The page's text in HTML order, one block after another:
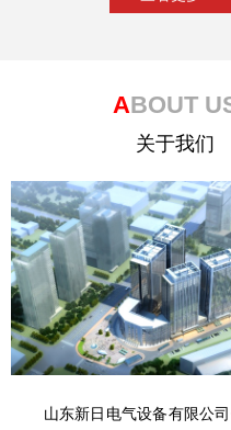
ABOUT
关于我们
山东新日电气设备有限公司